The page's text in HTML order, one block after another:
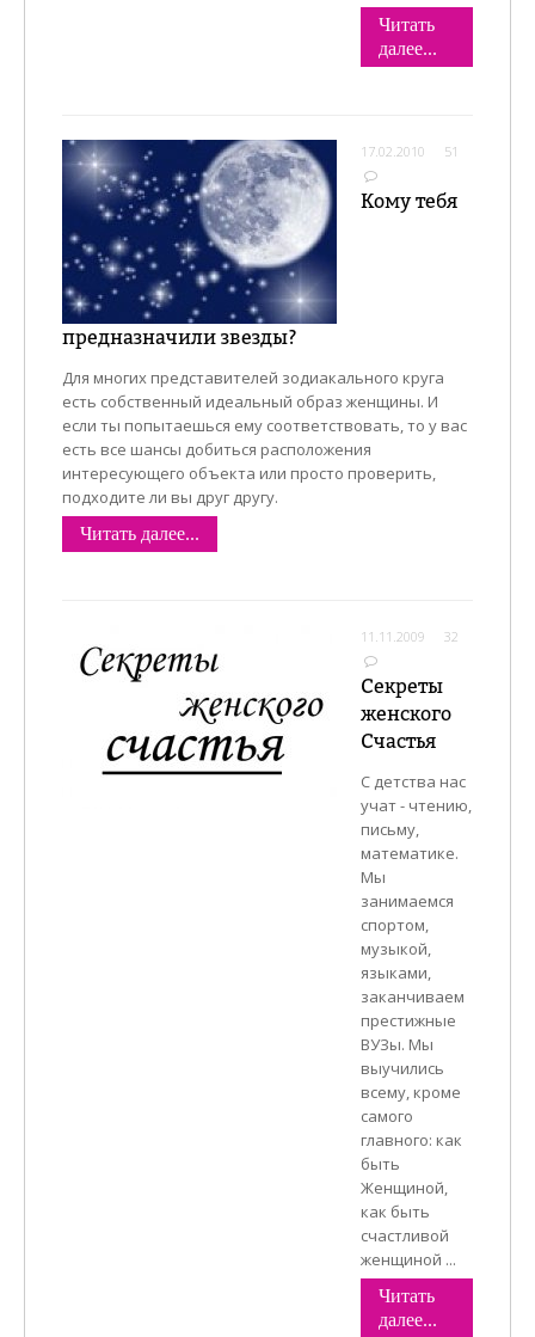
Читать
далее...
17.02.2010 51
Кому тебя
предназначили звезды?
Для многих представителей зодиакального круга
есть собственный идеальный образ женщины. И
если ты попытаешься ему соответствовать, то у вас
есть все шансы добиться расположения
интересующего объекта или просто проверить,
подходите ли вы друг другу.
Читать далее...
11.11.2009 32
Секреты
женского
Счастья
С детства нас
учат - чтению,
письму,
математике.
Мы
занимаемся
спортом,
музыкой,
языками,
заканчиваем
престижные
ВУЗы. Мы
выучились
всему, кроме
самого
главного: как
быть
Женщиной,
как быть
счастливой
женщиной ...
Читать
далее...